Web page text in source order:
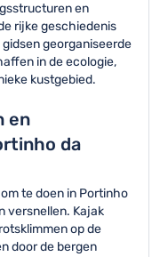
en
rijke geschiedenis
georganiseerde
in de ecologie,
kustgebied.
en
da
te doen in Portinho
versnellen. Kajak
op de
door de bergen